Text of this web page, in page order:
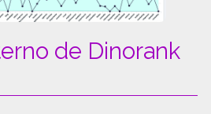
de Dinorank